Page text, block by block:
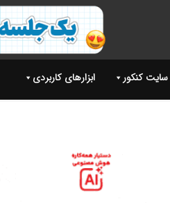
کنکور ابزارهای کاربردی